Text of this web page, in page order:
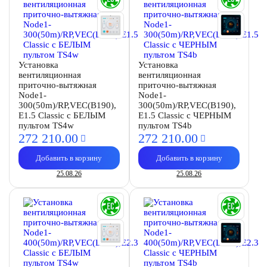
Установка
вентиляционная
приточно-вытяжная
Node1-
300(50m)/RP,VEC(B190),
E1.5 Classic с БЕЛЫМ
пультом TS4w
272 210.00
Добавить в корзину
25.08.26
Установка
вентиляционная
приточно-вытяжная
Node1-
300(50m)/RP,VEC(B190),
E1.5 Classic с ЧЕРНЫМ
пультом TS4b
272 210.00
Добавить в корзину
25.08.26